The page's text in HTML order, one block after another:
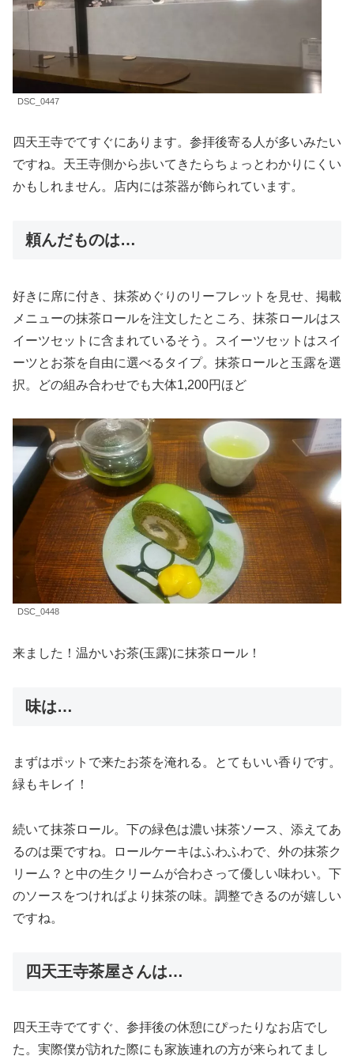
DSC_0447
四天王寺でてすぐにあります。参拝後寄る人が多いみたい
ですね。天王寺側から歩いてきたらちょっとわかりにくい
かもしれません。店内には茶器が飾られています。
頼んだものは…
好きに席に付き、抹茶めぐりのリーフレットを見せ、掲載
メニューの抹茶ロールを注文したところ、抹茶ロールはス
イーツセットに含まれているそう。スイーツセットはスイ
ーツとお茶を自由に選べるタイプ。抹茶ロールと玉露を選
択。どの組み合わせでも大体1,200円ほど
DSC_0448
来ました！温かいお茶(玉露)に抹茶ロール！
味は…
まずはポットで来たお茶を淹れる。とてもいい香りです。
緑もキレイ！
続いて抹茶ロール。下の緑色は濃い抹茶ソース、添えてあ
るのは栗ですね。ロールケーキはふわふわで、外の抹茶ク
リーム？と中の生クリームが合わさって優しい味わい。下
のソースをつければより抹茶の味。調整できるのが嬉しい
ですね。
四天王寺茶屋さんは…
四天王寺でてすぐ、参拝後の休憩にぴったりなお店でし
た。実際僕が訪れた際にも家族連れの方が来られてまし